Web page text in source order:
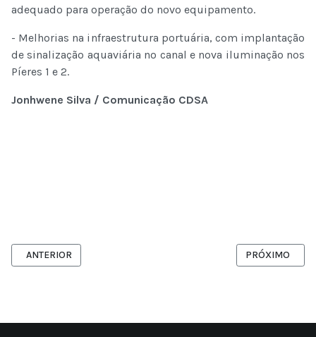
adequado para operação do novo equipamento.
- Melhorias na infraestrutura portuária, com implantação
de sinalização aquaviária no canal e nova iluminação nos
Píeres 1 e 2.
Jonhwene Silva / Comunicação CDSA
ARTIGO ANTERIOR: CDSA: ROCHA GRANÉIS SÓLIDOS REALIZA
ANTERIOR PRÓXIMO
PRÓXIMO